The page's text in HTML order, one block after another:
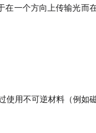
在一个方向上传输光而
使用不可逆材料（例如